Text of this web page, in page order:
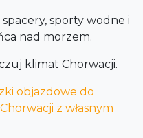
sporty wodne i
nad morzem.
klimat Chorwacji.
objazdowe do
z własnym